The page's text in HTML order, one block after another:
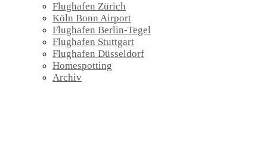
Flughafen Zürich
Köln Bonn Airport
Flughafen Berlin-Tegel
Flughafen Stuttgart
Flughafen Düsseldorf
Homespotting
Archiv